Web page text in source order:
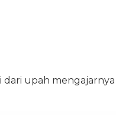
dari upah mengajarnya